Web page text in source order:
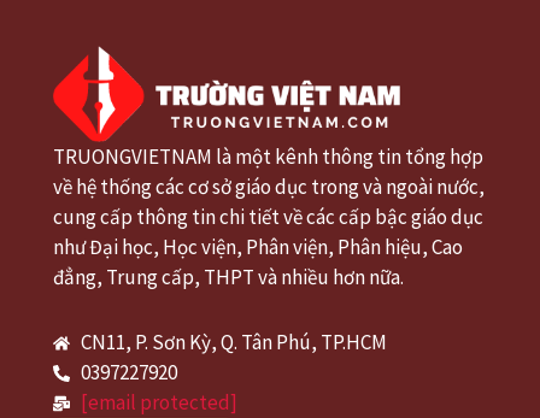
TRUONGVIETNAM là một kênh thông tin tổng hợp
về hệ thống các cơ sở giáo dục trong và ngoài nước,
cung cấp thông tin chi tiết về các cấp bậc giáo dục
như Đại học, Học viện, Phân viện, Phân hiệu, Cao
đẳng, Trung cấp, THPT và nhiều hơn nữa.
CN11, P. Sơn Kỳ, Q. Tân Phú, TP.HCM
0397227920
[email protected]